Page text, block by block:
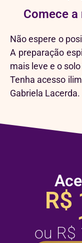
Comece
Não espere o
A preparação
mais leve e o
Tenha acesso
Gabriela Lacerda.
R$
ou R$